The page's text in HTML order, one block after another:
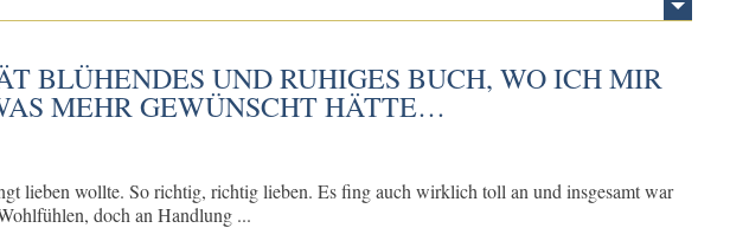
BLÜHENDES UND RUHIGES BUCH, WO ICH MIR
MEHR GEWÜNSCHT HÄTTE…
lieben wollte. So richtig, richtig lieben. Es fing auch wirklich toll an und insgesamt war
doch an Handlung ...